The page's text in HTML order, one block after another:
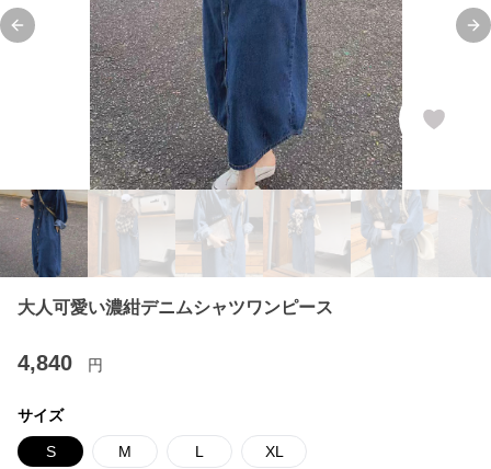
Previous slide
大人可愛い濃紺デニムシャツワンピース
4,840 円
サイズ
S M L XL